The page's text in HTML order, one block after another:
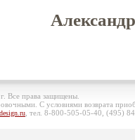
Все права защищены.
С условиями возврата
, тел. 8-800-505-05-40, (495)